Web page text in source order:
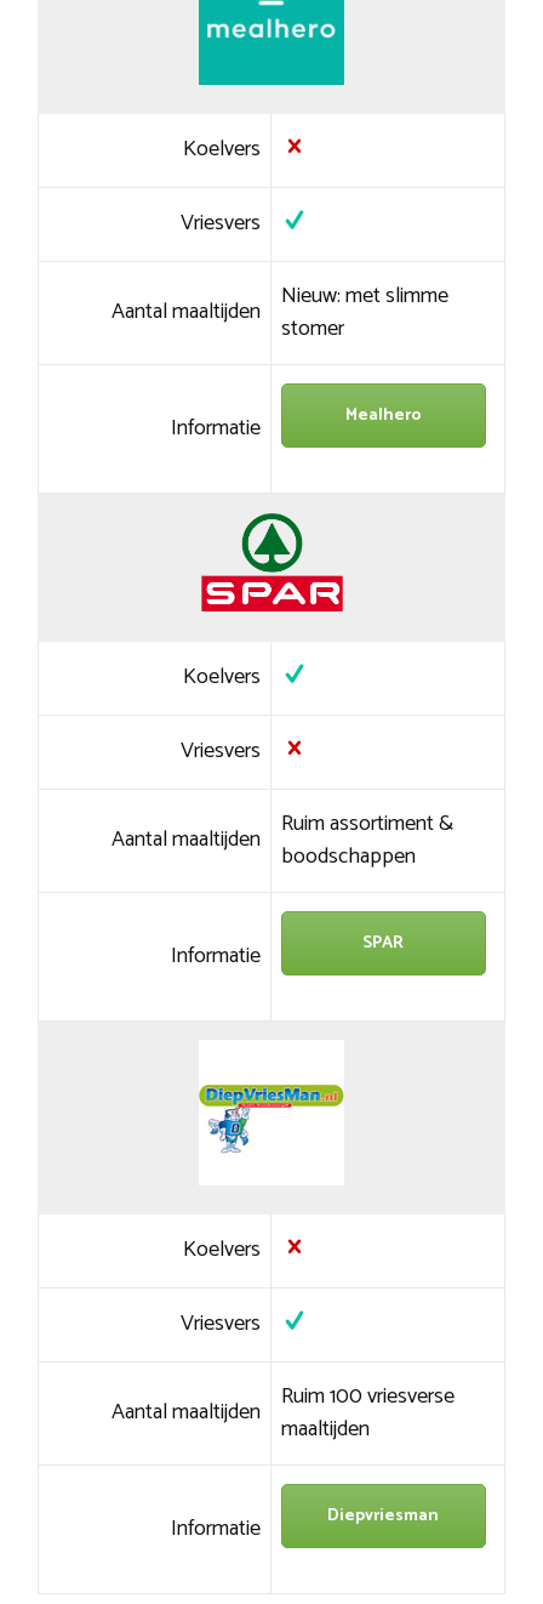
Koelvers
Vriesvers
Aantal maaltijden Nieuw: met slimme
stomer
Informatie Mealhero
Koelvers
Vriesvers
Aantal maaltijden Ruim assortiment &
boodschappen
Informatie SPAR
Koelvers
Vriesvers
Aantal maaltijden Ruim 100 vriesverse
maaltijden
Informatie Diepvriesman